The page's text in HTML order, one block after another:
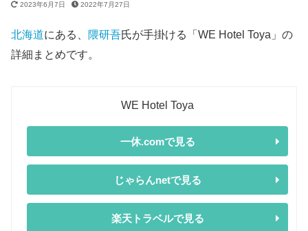
2023年6月7日 2022年7月27日
北海道にある、 隈研吾氏が手掛ける「WE Hotel Toya」の
詳細まとめです。
WE Hotel Toya
一休.comで見る
じゃらんnetで見る
楽天トラベルで見る